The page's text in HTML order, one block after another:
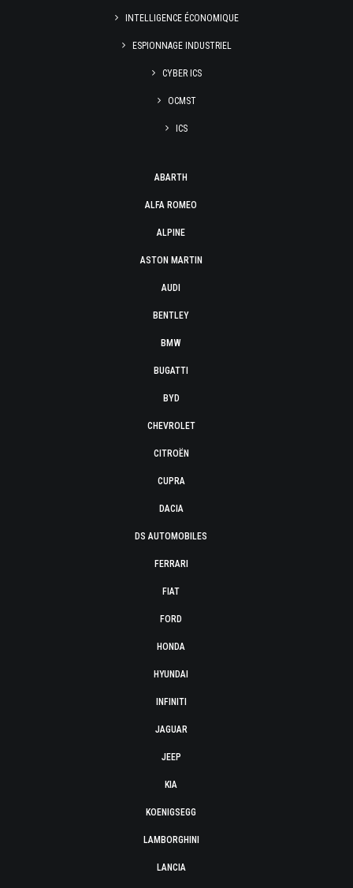
INTELLIGENCE ÉCONOMIQUE
ESPIONNAGE INDUSTRIEL
CYBER ICS
OCMST
ICS
ABARTH
ALFA ROMEO
ALPINE
ASTON MARTIN
AUDI
BENTLEY
BMW
BUGATTI
BYD
CHEVROLET
CITROËN
CUPRA
DACIA
DS AUTOMOBILES
FERRARI
FIAT
FORD
HONDA
HYUNDAI
INFINITI
JAGUAR
JEEP
KIA
KOENIGSEGG
LAMBORGHINI
LANCIA